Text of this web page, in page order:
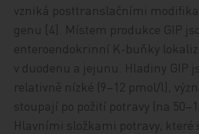
vzniká posttranslačními
genu [4]. Místem produkce GIP
enteroendokrinní K-buňky
v duodenu a jejunu. Hladiny GIP
relativně nízké (9–12 pmol/l),
stoupají po požití potravy (na
Hlavními složkami potravy, které